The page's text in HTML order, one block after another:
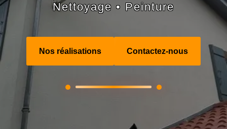
Nettoyage • Peinture
Nos réalisations Contactez-nous